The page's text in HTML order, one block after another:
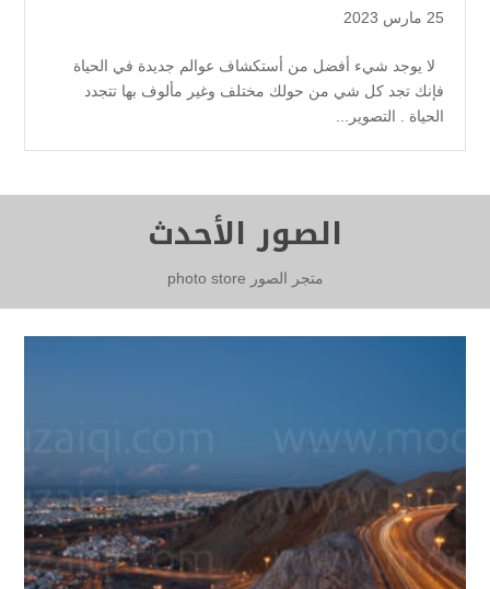
25 مارس 2023
لا يوجد شيء أفضل من أستكشاف عوالم جديدة في الحياة
فإنك تجد كل شي من حولك مختلف وغير مألوف بها تتجدد
الحياة . التصوير...
الصور الأحدث
متجر الصور photo store